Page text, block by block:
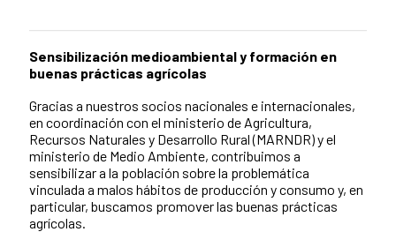
Contenido de la noticia
Sensibilización medioambiental y formación en
buenas prácticas agrícolas
Gracias a nuestros socios nacionales e internacionales,
en coordinación con el ministerio de Agricultura,
Recursos Naturales y Desarrollo Rural (MARNDR) y el
ministerio de Medio Ambiente, contribuimos a
sensibilizar a la población sobre la problemática
vinculada a malos hábitos de producción y consumo y, en
particular, buscamos promover las buenas prácticas
agrícolas.